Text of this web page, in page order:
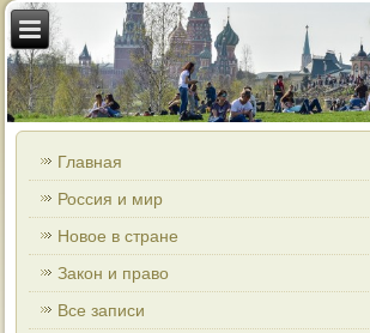
Главная
Россия и мир
Новое в стране
Закон и право
Все записи